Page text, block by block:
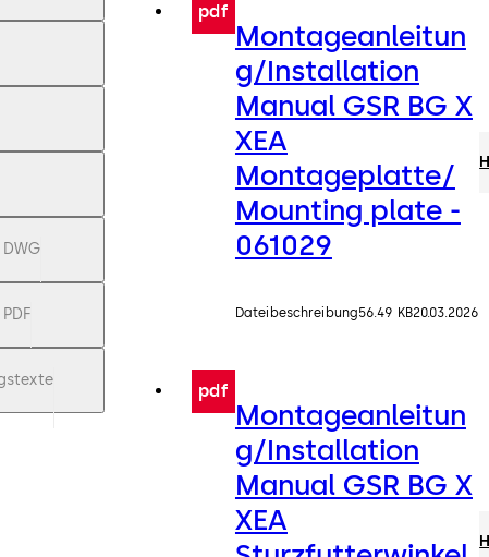
pdf
Montageanleitun
g/Installation
Manual GSR BG X
XEA
Montageplatte/
Mounting plate -
061029
Dateibeschreibung56.49 KB20.03.2026
pdf
Montageanleitun
g/Installation
Manual GSR BG X
XEA